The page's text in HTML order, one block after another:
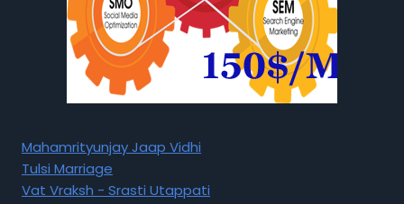
Mahamrityunjay Jaap Vidhi
Tulsi Marriage
Vat Vraksh - Srasti Utappati